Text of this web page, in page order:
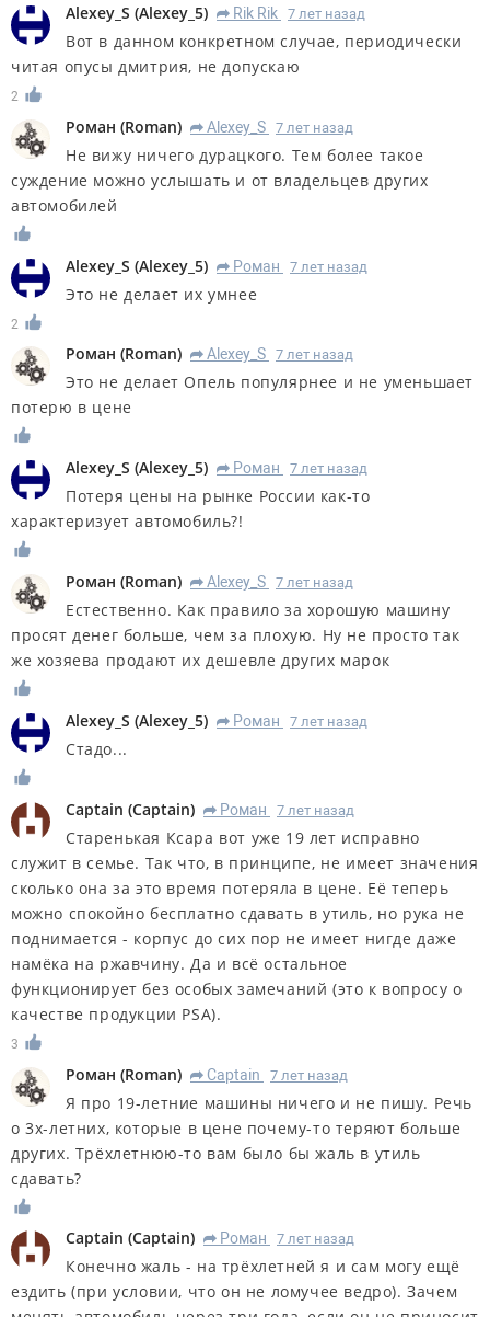
Alexey_S (Alexey_5) R Rik Rik 7 лет назад
Вот в данном конкретном случае, периодически
читая опусы дмитрия, не допускаю
2
Роман (Roman) R Alexey_S 7 лет назад
Не вижу ничего дурацкого. Тем более такое
суждение можно услышать и от владельцев других
автомобилей
Alexey_S (Alexey_5) R Роман 7 лет назад
Это не делает их умнее
2
Роман (Roman) R Alexey_S 7 лет назад
Это не делает Опель популярнее и не уменьшает
потерю в цене
Alexey_S (Alexey_5) R Роман 7 лет назад
Потеря цены на рынке России как-то
характеризует автомобиль?!
Роман (Roman) R Alexey_S 7 лет назад
Естественно. Как правило за хорошую машину
просят денег больше, чем за плохую. Ну не просто так
же хозяева продают их дешевле других марок
Alexey_S (Alexey_5) R Роман 7 лет назад
Стадо...
Captain (Captain) R Роман 7 лет назад
Старенькая Ксара вот уже 19 лет исправно
служит в семье. Так что, в принципе, не имеет значения
сколько она за это время потеряла в цене. Её теперь
можно спокойно бесплатно сдавать в утиль, но рука не
поднимается - корпус до сих пор не имеет нигде даже
намёка на ржавчину. Да и всё остальное
функционирует без особых замечаний (это к вопросу о
качестве продукции PSA).
3
Роман (Roman) R Captain 7 лет назад
Я про 19-летние машины ничего и не пишу. Речь
о 3х-летних, которые в цене почему-то теряют больше
других. Трёхлетнюю-то вам было бы жаль в утиль
сдавать?
Captain (Captain) R Роман 7 лет назад
Конечно жаль - на трёхлетней я и сам могу ещё
ездить (при условии, что он не ломучее ведро). Зачем